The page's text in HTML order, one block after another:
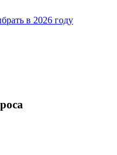
в 2026 году